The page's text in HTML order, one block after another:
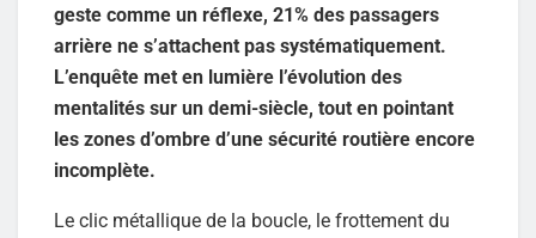
geste comme un réflexe, 21% des passagers
arrière ne s’attachent pas systématiquement.
L’enquête met en lumière l’évolution des
mentalités sur un demi-siècle, tout en pointant
les zones d’ombre d’une sécurité routière encore
incomplète.
Le clic métallique de la boucle, le frottement du